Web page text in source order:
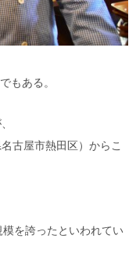
でもある。
古屋市熱田区）からこ
を誇ったといわれてい